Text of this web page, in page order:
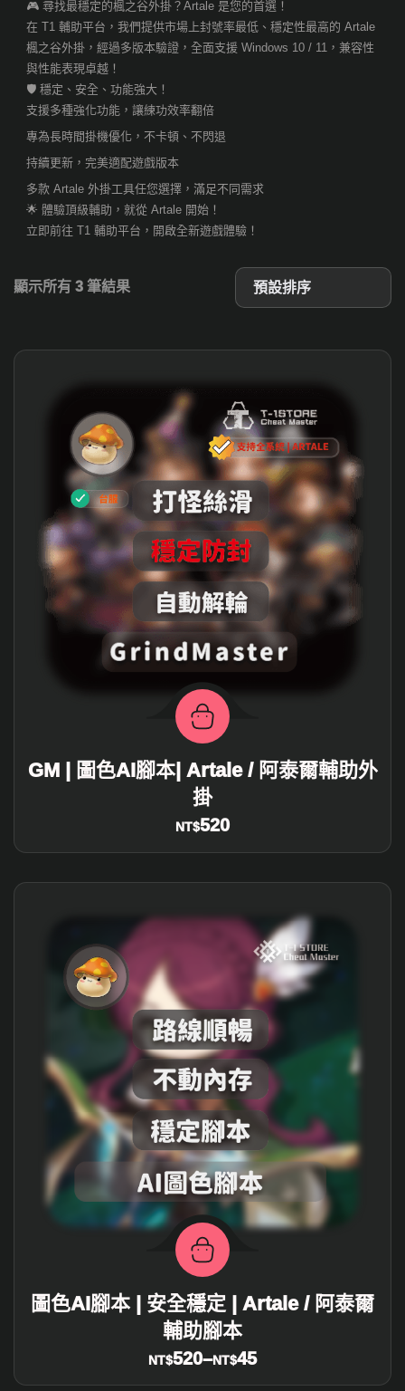
🎮 尋找最穩定的楓之谷外掛？Artale 是您的首選！
在 T1 輔助平台，我們提供市場上封號率最低、穩定性最高的 Artale
楓之谷外掛，經過多版本驗證，全面支援 Windows 10 / 11，兼容性
與性能表現卓越！
🛡️ 穩定、安全、功能強大！
支援多種強化功能，讓練功效率翻倍
專為長時間掛機優化，不卡頓、不閃退
持續更新，完美適配遊戲版本
多款 Artale 外掛工具任您選擇，滿足不同需求
🌟 體驗頂級輔助，就從 Artale 開始！
立即前往 T1 輔助平台，開啟全新遊戲體驗！
顯示所有 3 筆結果
GM | 圖色AI腳本| Artale / 阿泰爾輔助外
掛
NT$520
圖色AI腳本 | 安全穩定 | Artale / 阿泰爾
輔助腳本
NT$45
–
NT$520